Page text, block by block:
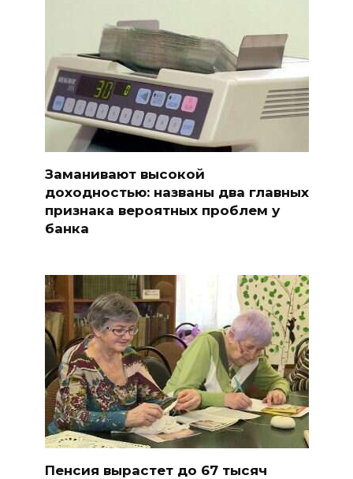
Заманивают высокой
доходностью: названы два главных
признака вероятных проблем у
банка
Пенсия вырастет до 67 тысяч